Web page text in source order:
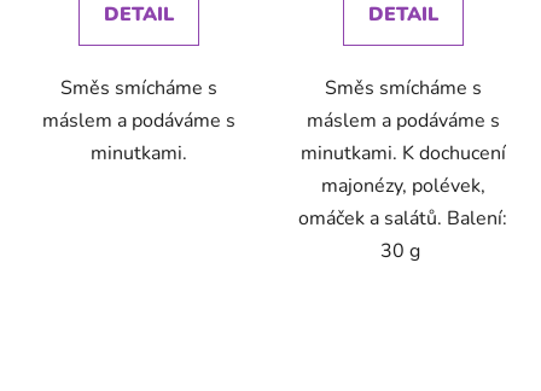
DETAIL
Směs smícháme s
máslem a podáváme s
minutkami.
DETAIL
Směs smícháme s
máslem a podáváme s
minutkami. K dochucení
majonézy, polévek,
omáček a salátů. Balení:
30 g